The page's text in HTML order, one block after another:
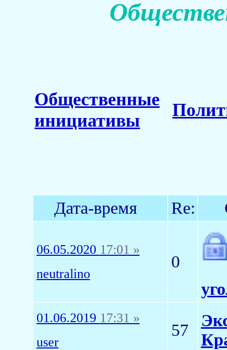
Общественные
инициативы
Дата-время Re:
06.05.2020 17:01 »
neutralino
0
01.06.2019 17:31 »
user
57